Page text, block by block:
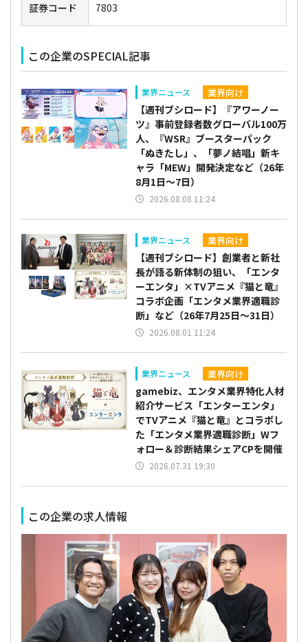
証券コード 7803
この企業のSPECIAL記事
業界ニュース 業界向け
【週刊ブシロード】『アワーノー
ツ』事前登録者数グローバル100万
人、『WSR』ブースターパック
「ぬきたし」、「夢ノ結唱」新キ
ャラ「MEW」開発決定など（26年
8月1日～7日）
2026.08.08 11:24
業界ニュース 業界向け
【週刊ブシロード】創業者と新社
長が語る新体制の狙い、「エンタ
ーエンタ」×TVアニメ『猫と竜』
コラボ企画「エンタメ業界適職診
断」など（26年7月25日～31日）
2026.08.01 11:24
業界ニュース 業界向け
gamebiz、エンタメ業界特化人材
紹介サービス「エンターエンタ」
でTVアニメ『猫と竜』とコラボし
た「エンタメ業界適職診断」Wフ
ォロー＆診断結果シェアCPを開催
2026.07.31 19:30
この企業の求人情報